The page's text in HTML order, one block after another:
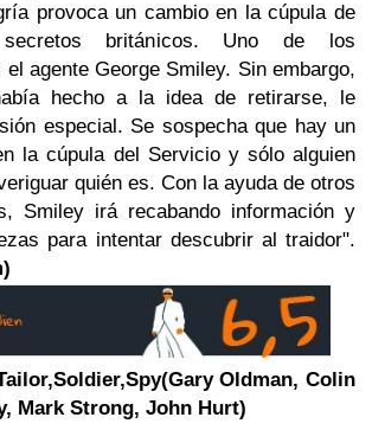
provoca un cambio en la cúpula de
británicos. Uno de los
agente George Smiley. Sin embargo,
hecho a la idea de retirarse, le
especial. Se sospecha que hay un
la cúpula del Servicio y sólo alguien
quién es. Con la ayuda de otros
Smiley irá recabando información y
para intentar descubrir al traidor".
(Gary Oldman, Colin
Mark Strong, John Hurt)